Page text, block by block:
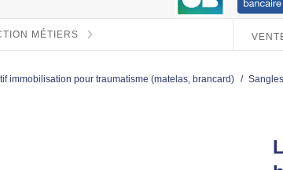
MÉTIERS
immobilisation pour traumatisme (matelas, brancard) /